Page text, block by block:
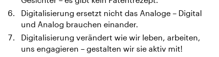
Digitalisierung ersetzt nicht das Analoge – Digital
und Analog brauchen einander.
Digitalisierung verändert wie wir leben, arbeiten,
uns engagieren – gestalten wir sie aktiv mit!